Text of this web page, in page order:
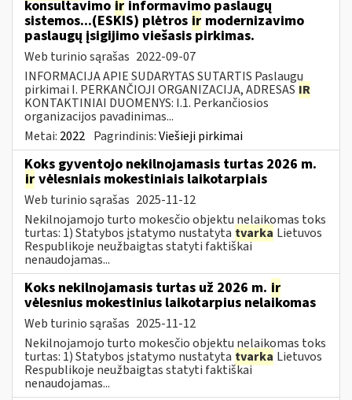
konsultavimo ir informavimo paslaugų
sistemos...(ESKIS) plėtros ir modernizavimo
paslaugų įsigijimo viešasis pirkimas.
Web turinio sąrašas 2022-09-07
INFORMACIJA APIE SUDARYTAS SUTARTIS Paslaugų
pirkimai I. PERKANČIOJI ORGANIZACIJA, ADRESAS IR
KONTAKTINIAI DUOMENYS: I.1. Perkančiosios
organizacijos pavadinimas...
Metai: 2022 Pagrindinis:Viešieji pirkimai
Koks gyventojo nekilnojamasis turtas 2026 m.
ir vėlesniais mokestiniais laikotarpiais
Web turinio sąrašas 2025-11-12
Nekilnojamojo turto mokesčio objektu nelaikomas toks
turtas: 1) Statybos įstatymo nustatyta tvarka Lietuvos
Respublikoje neužbaigtas statyti faktiškai
nenaudojamas...
Koks nekilnojamasis turtas už 2026 m. ir
vėlesnius mokestinius laikotarpius nelaikomas
Web turinio sąrašas 2025-11-12
Nekilnojamojo turto mokesčio objektu nelaikomas toks
turtas: 1) Statybos įstatymo nustatyta tvarka Lietuvos
Respublikoje neužbaigtas statyti faktiškai
nenaudojamas...